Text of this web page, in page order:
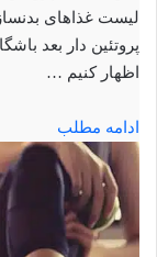
لیست غذاهای
پروتئین دار بعد
اظهار کنیم …
ادامه مطلب